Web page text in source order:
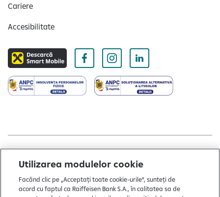
Cariere
Accesibilitate
Termeni și condiții
Politică de utilizare cookies
Utilizarea modulelor cookie
Facând clic pe „Acceptați toate cookie-urile”, sunteți de
acord cu faptul ca Raiffeisen Bank S.A., în calitatea sa de